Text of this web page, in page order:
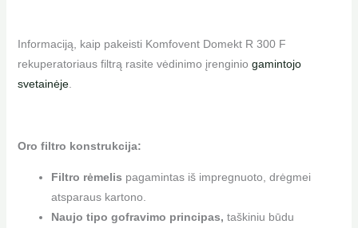
Informaciją, kaip pakeisti Komfovent Domekt R 300 F
rekuperatoriaus filtrą rasite vėdinimo įrenginio gamintojo
svetainėje.
Oro filtro konstrukcija:
Filtro rėmelis pagamintas iš impregnuoto, drėgmei
atsparaus kartono.
Naujo tipo gofravimo principas, taškiniu būdu